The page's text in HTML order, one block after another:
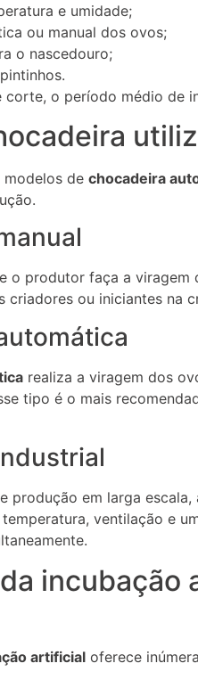
e umidade;
ou manual dos ovos;
o nascedouro;
corte, o período médio de
modelos de chocadeira
o produtor faça a
criadores ou iniciantes na
realiza a viragem dos
tipo é o mais
produção em larga escala,
ventilação e
incubação
artificial oferece